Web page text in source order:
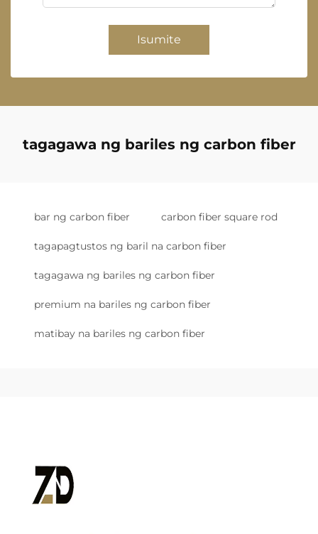
Isumite
tagagawa ng bariles ng carbon fiber
bar ng carbon fiber carbon fiber square rod
tagapagtustos ng baril na carbon fiber
tagagawa ng bariles ng carbon fiber
premium na bariles ng carbon fiber
matibay na bariles ng carbon fiber